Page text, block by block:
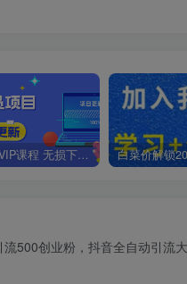
全网VIP课程 无损下载~
流500创业粉，抖音全自动引流